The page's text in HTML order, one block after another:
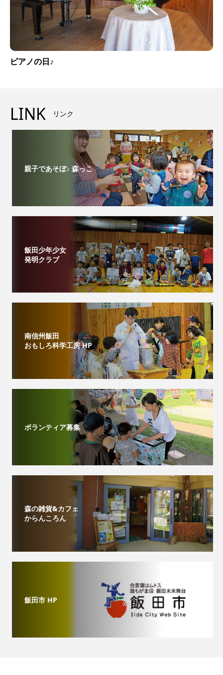
ピアノの日♪
LINK リンク
親子であそぼ♪ 森っこ
飯田少年少女
発明クラブ
南信州飯田
おもしろ科学工房 HP
ボランティア募集
森の雑貨&カフェ
からんころん
飯田市 HP